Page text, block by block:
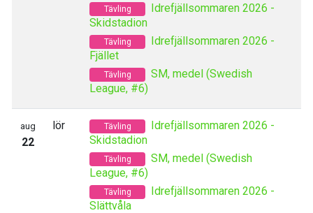
Tävling
Idrefjällsommaren 2026 -
Skidstadion
Tävling
Idrefjällsommaren 2026 -
Fjället
Tävling
SM, medel (Swedish
League, #6)
aug
22
lör Tävling
Idrefjällsommaren 2026 -
Skidstadion
Tävling
SM, medel (Swedish
League, #6)
Tävling
Idrefjällsommaren 2026 -
Slättvåla